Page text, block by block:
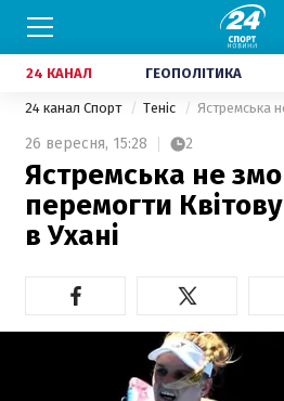
24 КАНАЛ ГЕОПОЛІТИКА
24 канал Спорт Теніс
26 вересня, 15:28 2
Ястремська не
перемогти
в Ухані